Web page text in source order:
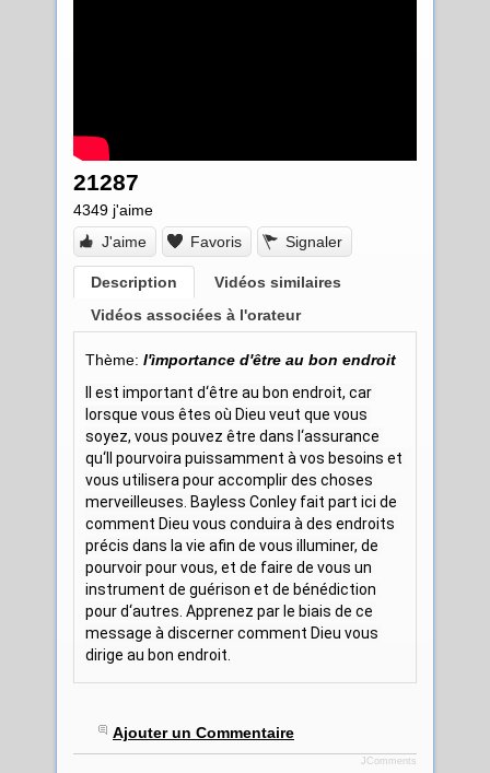
21287
4349 j'aime
J'aime
Favoris Signaler
Description
Vidéos similaires
Vidéos associées à l'orateur
Thème: l'ìmportance d'être au bon endroit
Il est important d‘être au bon endroit, car
lorsque vous êtes où Dieu veut que vous
soyez, vous pouvez être dans l‘assurance
qu‘Il pourvoira puissamment à vos besoins et
vous utilisera pour accomplir des choses
merveilleuses. Bayless Conley fait part ici de
comment Dieu vous conduira à des endroits
précis dans la vie afin de vous illuminer, de
pourvoir pour vous, et de faire de vous un
instrument de guérison et de bénédiction
pour d‘autres. Apprenez par le biais de ce
message à discerner comment Dieu vous
dirige au bon endroit.
Ajouter un Commentaire
JComments